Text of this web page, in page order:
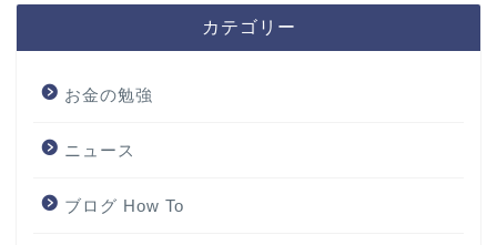
カテゴリー
お金の勉強
ニュース
ブログ How To